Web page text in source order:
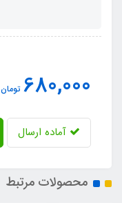
680,000 تومان
آماده ارسال
محصولات مرتبط